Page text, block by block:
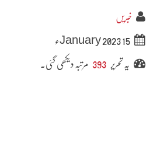
خبریں
15 January 2023ء
یہ تحریر 393 مرتبہ دیکھی گئی۔